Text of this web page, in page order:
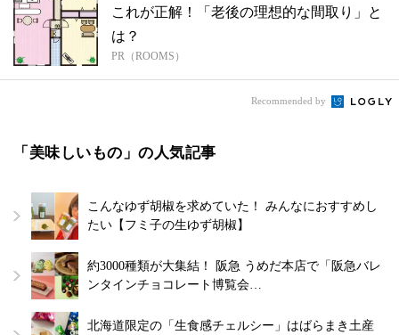
これが正解！「老後の理想的な間取り」と
は？
PR（ROOMS）
Recommended by
「美味しいもの」の人気記事
こんなゆず胡椒を求めていた！ みんなにおすすめし
たい【フミ子の生ゆず胡椒】
約3000種類が大集結！ 阪急 うめだ本店で「阪急バレ
ンタインチョコレート博覧会…
北海道限定の「生食感チェルシー」はばらまき土産